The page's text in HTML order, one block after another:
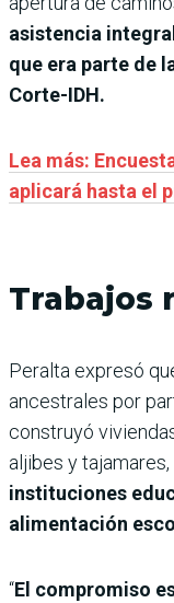
asistencia
que era parte de
Corte-IDH.
Lea más:
aplicará hasta el
Trabajos
Peralta expresó
ancestrales por
construyó
aljibes y tajamares,
instituciones
alimentación
“El compromiso